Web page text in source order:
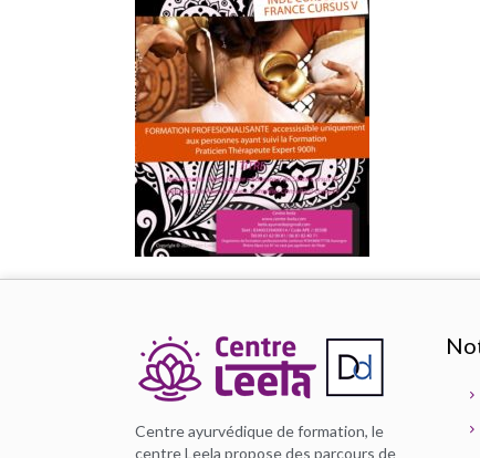
Centre ayurvédique de formation, le
centre Leela propose des parcours de